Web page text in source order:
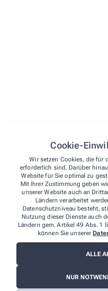
Cookie-
Wir setzen Cookies, die für
erforderlich sind. Darüber
Website für Sie optimal zu
Mit Ihrer Zustimmung geben
unserer Website auch an
Ländern verarbeitet
Datenschutzniveau besteht,
Nutzung dieser Dienste auch
Ländern gem. Artikel 49 Abs. 1
können Sie unserer
ALLE
NUR
Stadt-Apotheke
Lindenallee 26,16303
03332 22094
03332 510723
stadt-
Informationen
Datenschutz